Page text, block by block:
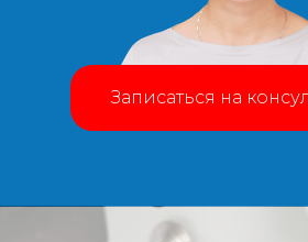
Записаться на